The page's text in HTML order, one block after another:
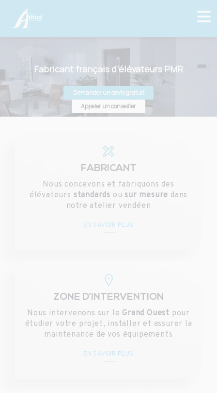
Fabricant français d’élévateurs PMR
Demander un devis gratuit
Appeler un conseiller
FABRICANT
Nous concevons et fabriquons des
élévateurs standards ou sur mesure dans
notre atelier vendéen
EN SAVOIR PLUS
ZONE D’INTERVENTION
Nous intervenons sur le Grand Ouest pour
étudier votre projet, installer et assurer la
maintenance de vos équipements
EN SAVOIR PLUS